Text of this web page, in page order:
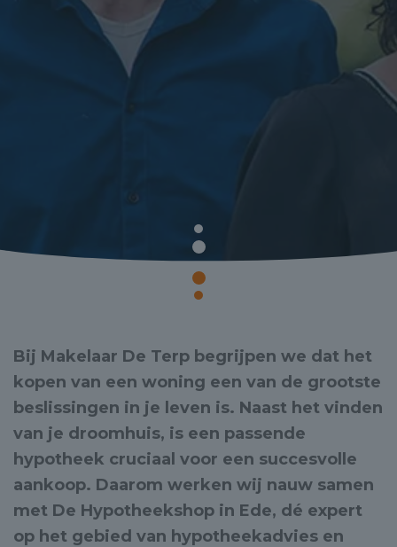
Bij Makelaar De Terp begrijpen we dat het
kopen van een woning een van de grootste
beslissingen in je leven is. Naast het vinden
van je droomhuis, is een passende
hypotheek cruciaal voor een succesvolle
aankoop. Daarom werken wij nauw samen
met De Hypotheekshop in Ede, dé expert
op het gebied van hypotheekadvies en